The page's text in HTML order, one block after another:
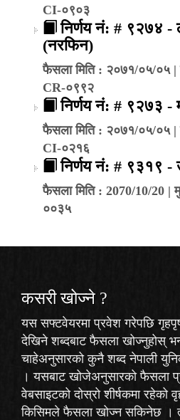
CI-०९०३
निर्णय नं: # ९२७४
(नरफिन)
फैसला मिति : २०७१/०५/०५ |
CR-०९९२
निर्णय नं: # ९२७३ -
फैसला मिति : २०७१/०५/०५ |
CI-०२१६
निर्णय नं: # ९३१९ -
फैसला मिति : 2070/10/20 |
००३५
कसरी खोज्‍ने ?
यस सफ्टवेयरमा प्रवेश गरेपछि
देखिने शब्दबाट फैसला खोज्नुहोस्
चाहेअनुसारको कुनै शब्द नेपाली
। यसबाट खोजेअनुसारको फैसला
वेबसाइटको दोस्रो शीर्षकमा रहेको
किसिमले फैसला खोज्न सकिनेछ ।